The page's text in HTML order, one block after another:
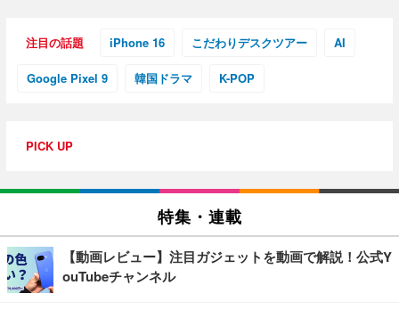
注目の話題 iPhone 16 こだわりデスクツアー AI
Google Pixel 9 韓国ドラマ K-POP
PICK UP
特集・連載
【動画レビュー】注目ガジェットを動画で解説！公式Y
ouTubeチャンネル